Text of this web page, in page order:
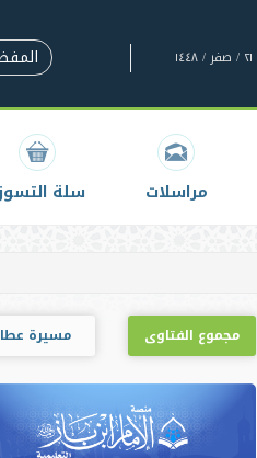
مراسلات سلة
مجموع الفتاوى مسيرة